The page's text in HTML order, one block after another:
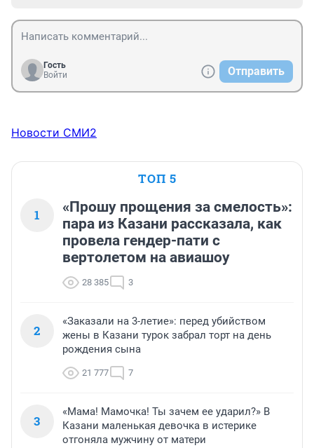
Гость
Войти
Отправить
Новости СМИ2
ТОП 5
1
«Прошу прощения за смелость»:
пара из Казани рассказала, как
провела гендер-пати с
вертолетом на авиашоу
28 385 3
2
«Заказали на 3-летие»: перед убийством
жены в Казани турок забрал торт на день
рождения сына
21 777 7
3
«Мама! Мамочка! Ты зачем ее ударил?» В
Казани маленькая девочка в истерике
отгоняла мужчину от матери